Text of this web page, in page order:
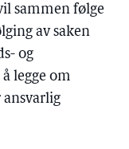
sammen følge
av saken
og
legge om
ansvarlig